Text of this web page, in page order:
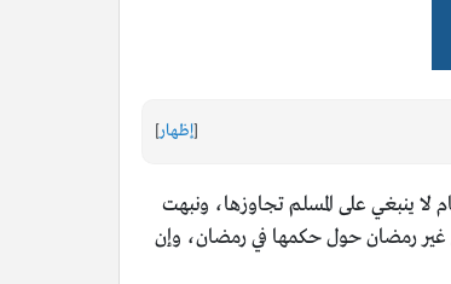
[إظهار]
ينبغي على المسلم تجاوزها، ونبهت
غير رمضان حول حكمها في رمضان، وإن